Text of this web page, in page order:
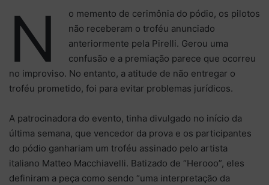
N
o memento de cerimônia do pódio, os pilotos
não receberam o troféu anunciado
anteriormente pela Pirelli. Gerou uma
confusão e a premiação parece que ocorreu
no improviso. No entanto, a atitude de não entregar o
troféu prometido, foi para evitar problemas jurídicos.
A patrocinadora do evento, tinha divulgado no início da
última semana, que vencedor da prova e os participantes
do pódio ganhariam um troféu assinado pelo artista
italiano Matteo Macchiavelli. Batizado de “Herooo”, eles
definiram a peça como sendo “uma interpretação da